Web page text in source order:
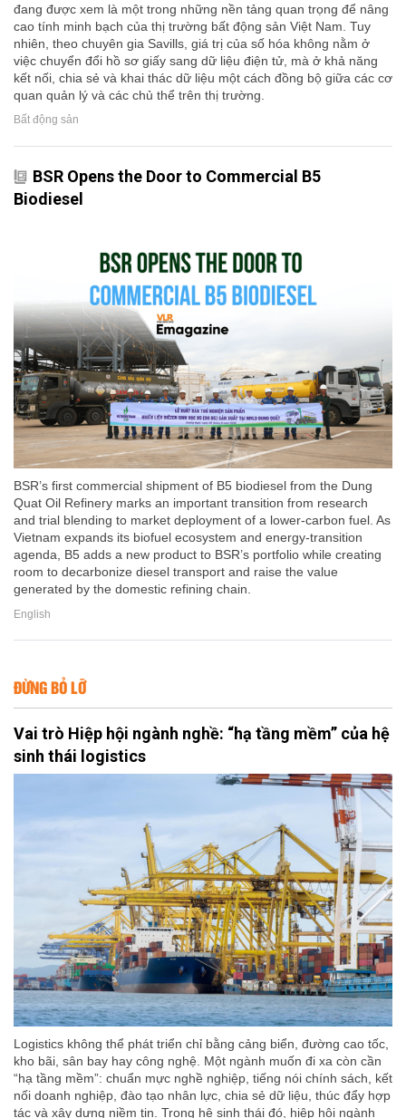
đang được xem là một trong những nền tảng quan trọng để nâng
cao tính minh bạch của thị trường bất động sản Việt Nam. Tuy
nhiên, theo chuyên gia Savills, giá trị của số hóa không nằm ở
việc chuyển đổi hồ sơ giấy sang dữ liệu điện tử, mà ở khả năng
kết nối, chia sẻ và khai thác dữ liệu một cách đồng bộ giữa các cơ
quan quản lý và các chủ thể trên thị trường.
Bất động sản
BSR Opens the Door to Commercial B5
Biodiesel
BSR’s first commercial shipment of B5 biodiesel from the Dung
Quat Oil Refinery marks an important transition from research
and trial blending to market deployment of a lower-carbon fuel. As
Vietnam expands its biofuel ecosystem and energy-transition
agenda, B5 adds a new product to BSR’s portfolio while creating
room to decarbonize diesel transport and raise the value
generated by the domestic refining chain.
English
ĐỪNG BỎ LỠ
Vai trò Hiệp hội ngành nghề: “hạ tầng mềm” của hệ
sinh thái logistics
Logistics không thể phát triển chỉ bằng cảng biển, đường cao tốc,
kho bãi, sân bay hay công nghệ. Một ngành muốn đi xa còn cần
“hạ tầng mềm”: chuẩn mực nghề nghiệp, tiếng nói chính sách, kết
nối doanh nghiệp, đào tạo nhân lực, chia sẻ dữ liệu, thúc đẩy hợp
tác và xây dựng niềm tin. Trong hệ sinh thái đó, hiệp hội ngành